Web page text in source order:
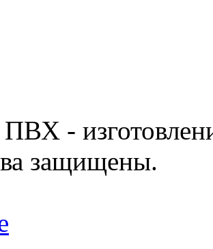
-
защищены.